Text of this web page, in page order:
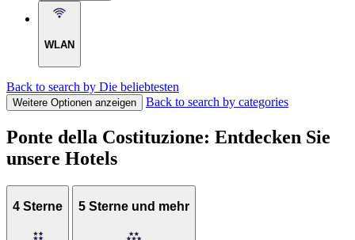
WLAN
Back to search by Die beliebtesten
Weitere Optionen anzeigen Back to search by categories
Ponte della Costituzione: Entdecken Sie
unsere Hotels
4 Sterne 5 Sterne und mehr